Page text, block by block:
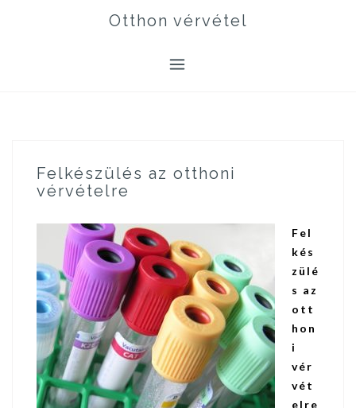
Otthon vérvétel
Felkészülés az otthoni
vérvételre
Fel
kés
zülé
s az
ott
hon
i
vér
vét
elre